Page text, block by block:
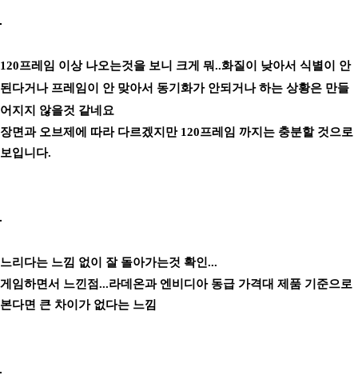
120프레임 이상 나오는것을 보니 크게 뭐..화질이 낮아서 식별이 안
된다거나 프레임이 안 맞아서 동기화가 안되거나 하는 상황은 만들
어지지 않을것 같네요
장면과 오브제에 따라 다르겠지만 120프레임 까지는 충분할 것으로
보입니다.
느리다는 느낌 없이 잘 돌아가는것 확인...
게임하면서 느낀점...라데온과 엔비디아 동급 가격대 제품 기준으로
본다면 큰 차이가 없다는 느낌